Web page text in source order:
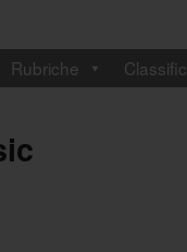
Rubriche